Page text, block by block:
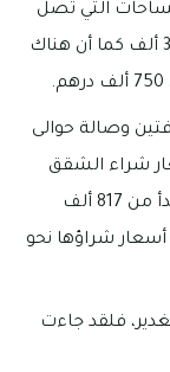
بعض المساحات التي تصل
إلى 700 قدم بأسعار استئجار تبدأ من 380 ألف كما أن هناك
وصالة حوالى
شراء الشقق
المكونة من ثلاثة غرف في الغدير فأنها تبدأ من 817 ألف
شراؤها نحو
فلقد جاءت